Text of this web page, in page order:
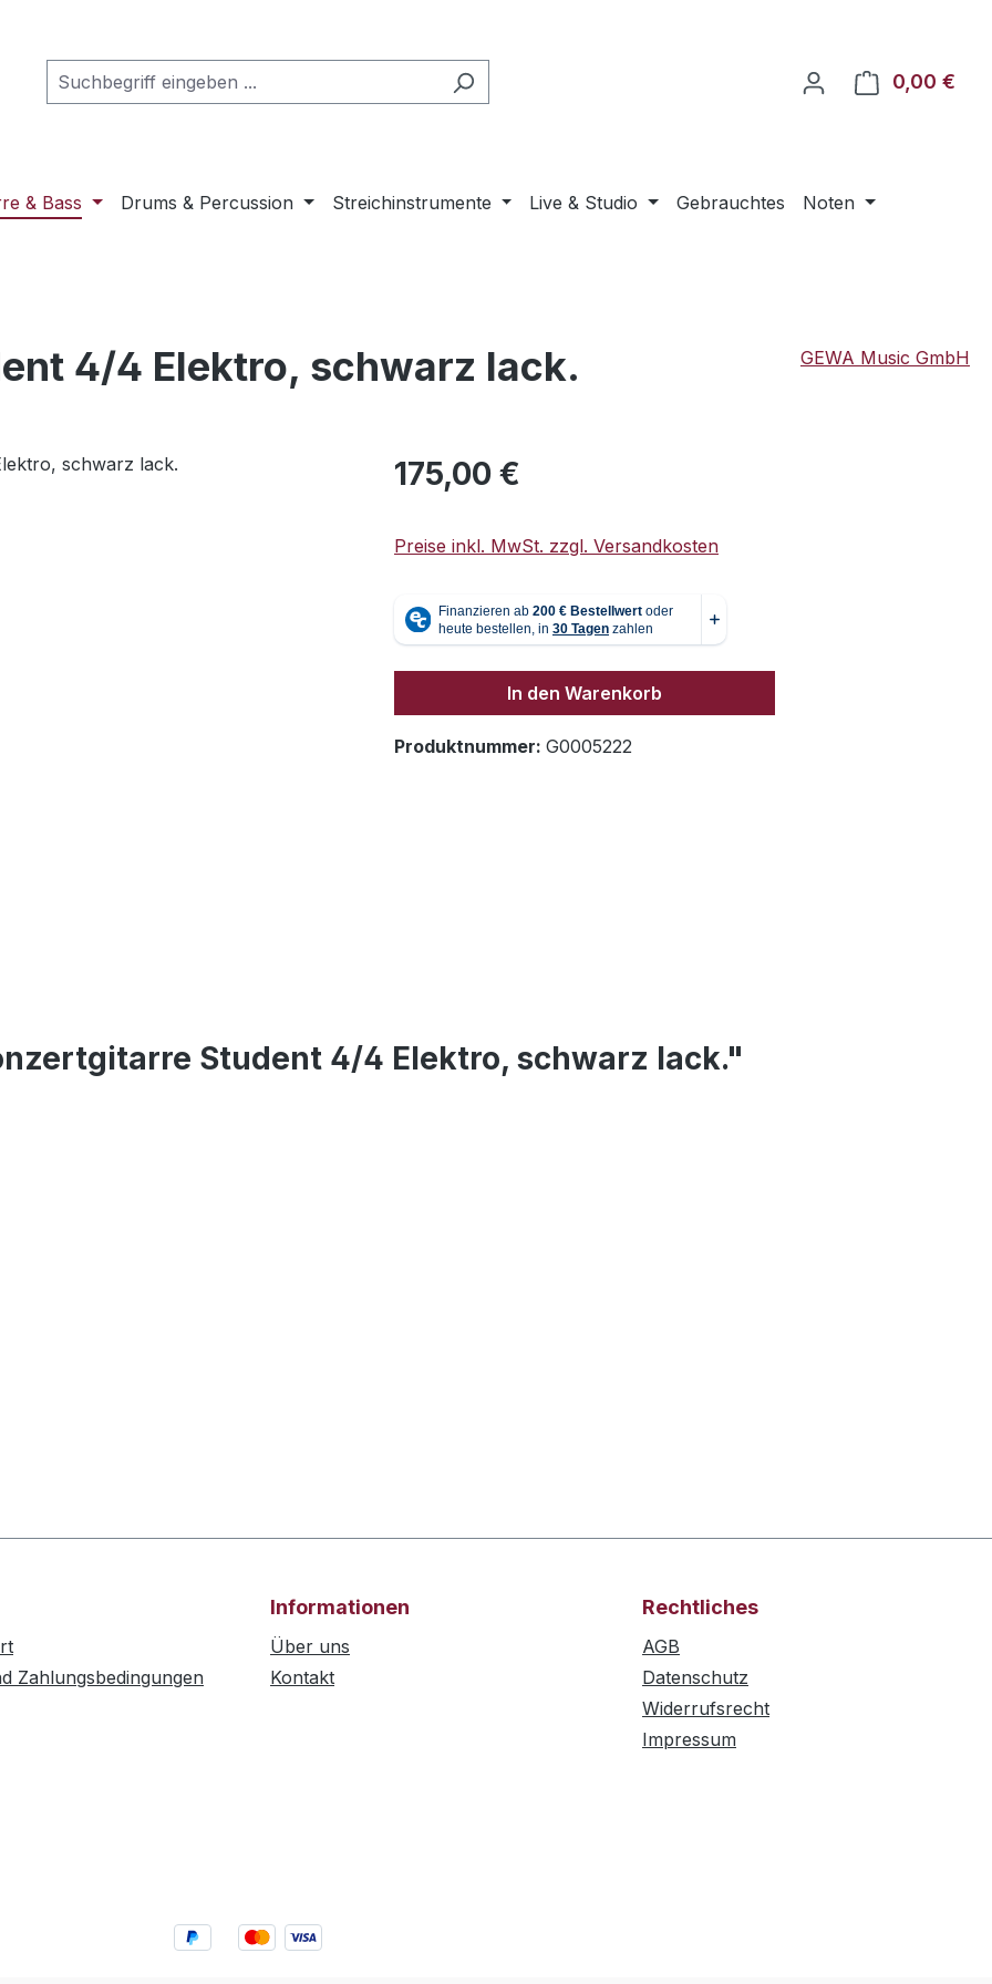
0,00 €
& Bass Drums & Percussion Streichinstrumente Live & Studio Gebrauchtes
Noten
4/4 Elektro, schwarz lack. GEWA Music GmbH
Regulärer Preis:
175,00 €
Preise inkl. MwSt. zzgl. Versandkosten
In den Warenkorb
Produktnummer: G0005222
Student 4/4 Elektro, schwarz lack."
Zahlungsbedingungen
Informationen
Über uns
Kontakt
Rechtliches
AGB
Datenschutz
Widerrufsrecht
Impressum